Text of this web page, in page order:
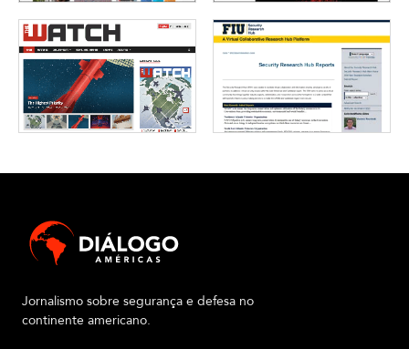
R
e
Jornalismo sobre segurança e defesa no
continente americano.